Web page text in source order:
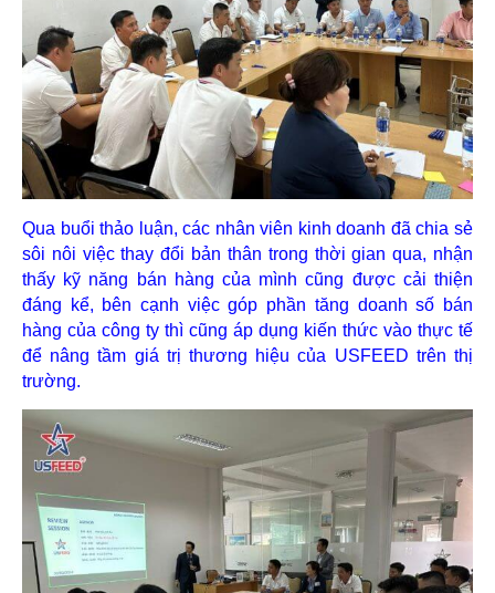
Qua buổi thảo luận, các nhân viên kinh doanh đã chia sẻ
sôi nôi việc thay đổi bản thân trong thời gian qua, nhận
thấy kỹ năng bán hàng của mình cũng được cải thiện
đáng kể, bên cạnh việc góp phần tăng doanh số bán
hàng của công ty thì cũng áp dụng kiến thức vào thực tế
để nâng tầm giá trị thương hiệu của USFEED trên thị
trường.